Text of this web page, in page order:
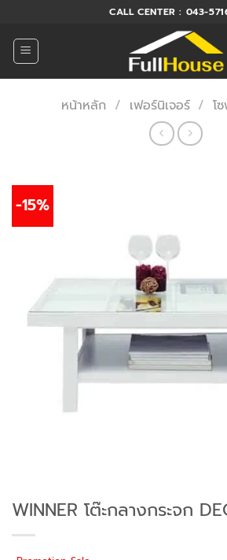
ยัง
เนื้อหา
CALL CENTER : 043-
หน้าหลัก / เฟอร์นิเจอร์ / โ
-15%
WINNER โต๊ะกลางกระจก